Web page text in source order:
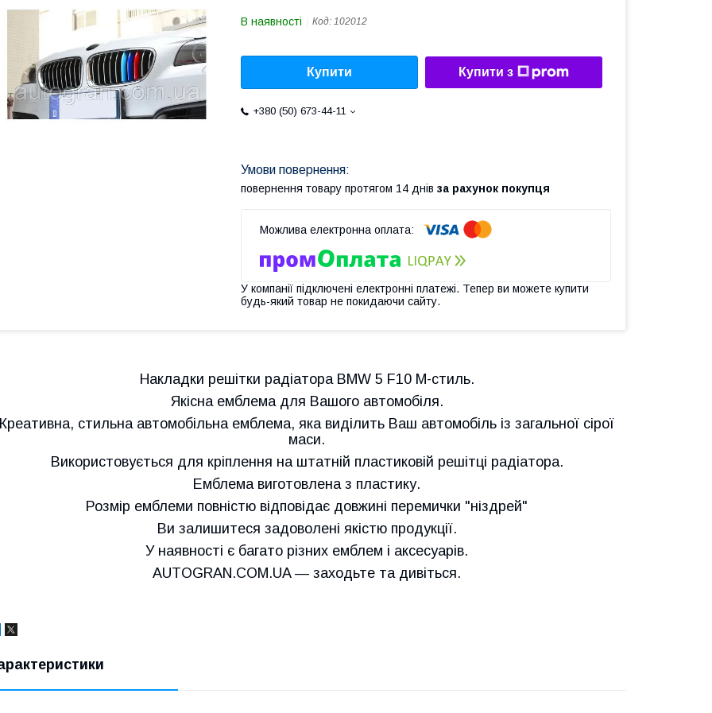
В наявності Код: 102012
Купити Купити з
+380 (50) 673-44-11
повернення товару протягом 14 днів за рахунок покупця
У компанії підключені електронні платежі. Тепер ви можете купити
будь-який товар не покидаючи сайту.
Накладки решітки радіатора BMW 5 F10 М-стиль.
Якісна емблема для Вашого автомобіля.
Креативна, стильна автомобільна емблема, яка виділить Ваш автомобіль із загальної сірої
маси.
Використовується для кріплення на штатній пластиковій решітці радіатора.
Емблема виготовлена з пластику.
Розмір емблеми повністю відповідає довжині перемички "ніздрей"
Ви залишитеся задоволені якістю продукції.
У наявності є багато різних емблем і аксесуарів.
AUTOGRAN.COM.UA — заходьте та дивіться.